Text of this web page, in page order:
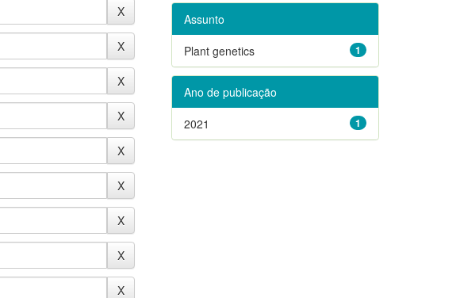
Assunto
1
Plant genetics
Ano de publicação
1
2021